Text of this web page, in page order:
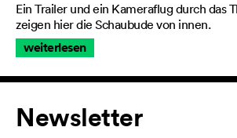
Ein Trailer und ein Kameraflug durch das
zeigen hier die Schaubude von innen.
weiterlesen
Newsletter